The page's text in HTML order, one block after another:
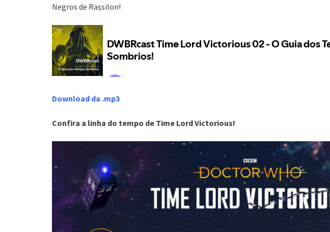
Negros de Rassilon!
Download da .mp3
Confira a linha do tempo de Time Lord Victorious!